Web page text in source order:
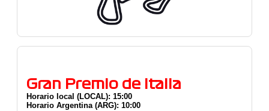
Gran Premio de Italia
Horario local (LOCAL): 15:00
Horario Argentina (ARG): 10:00